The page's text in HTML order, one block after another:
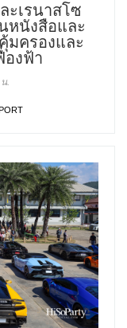
เรนาสโซ
หนังสือและ
มครองและ
งฟ้า
.